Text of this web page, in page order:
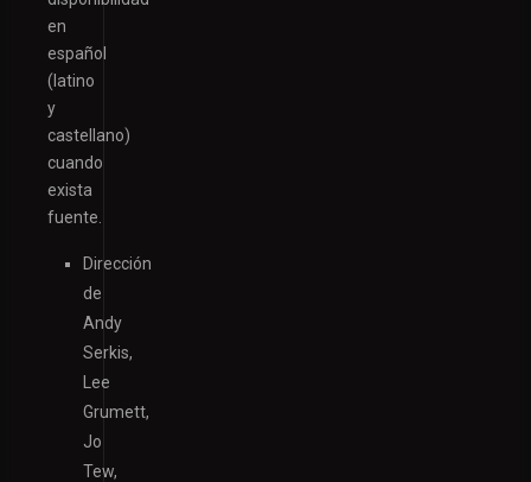
en
español
(latino
y
castellano)
cuando
exista
fuente.
Dirección
de
Andy
Serkis,
Lee
Grumett,
Jo
Tew,